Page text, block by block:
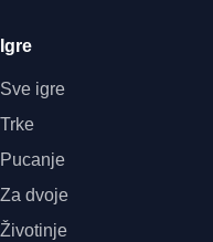
Igre
Sve igre
Trke
Pucanje
Za dvoje
Životinje